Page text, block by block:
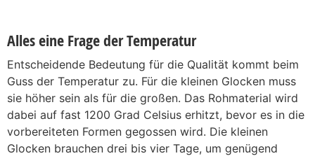
Alles eine Frage der Temperatur
Entscheidende Bedeutung für die Qualität kommt beim
Guss der Temperatur zu. Für die kleinen Glocken muss
sie höher sein als für die großen. Das Rohmaterial wird
dabei auf fast 1200 Grad Celsius erhitzt, bevor es in die
vorbereiteten Formen gegossen wird. Die kleinen
Glocken brauchen drei bis vier Tage, um genügend